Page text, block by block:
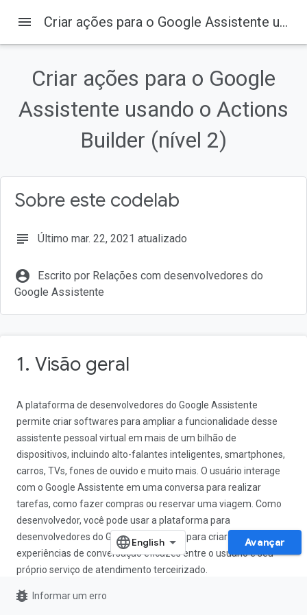
menu Criar ações para o Google Assistente usando o Actions Builder (nível 2)
Criar ações para o Google
Assistente usando o Actions
Builder (nível 2)
Sobre este codelab
subject Último mar. 22, 2021 atualizado
account_circle
Escrito por Relações com desenvolvedores do
Google Assistente
1. Visão geral
A plataforma de desenvolvedores do Google Assistente
permite criar softwares para ampliar a funcionalidade desse
assistente pessoal virtual em mais de um bilhão de
dispositivos, incluindo alto-falantes inteligentes, smartphones,
carros, TVs, fones de ouvido e muito mais. O usuário interage
com o Google Assistente em uma conversa para realizar
tarefas, como fazer compras ou reservar uma viagem. Como
desenvolvedor, você pode usar a plataforma para
desenvolvedores do Google Assistente para criar e gerenciar
experiências de conversação eficazes entre o usuário e seu
próprio serviço de atendimento terceirizado.
Este codelab aborda conceitos de nível intermediário para
Avançar
bug_report Informar um erro